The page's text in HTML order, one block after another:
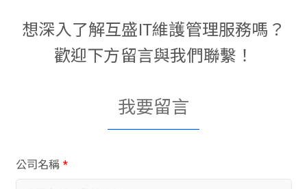
饋顧客的支持，我們持續精進擴充顧客行
動APP與智能客服中心，來作為顧客最強
的後盾，讓顧客可以安心的使用設備，輕
想深入了解互盛IT維護管理服務嗎？
歡迎下方留言與我們聯繫！
我要留言
公司名稱 *